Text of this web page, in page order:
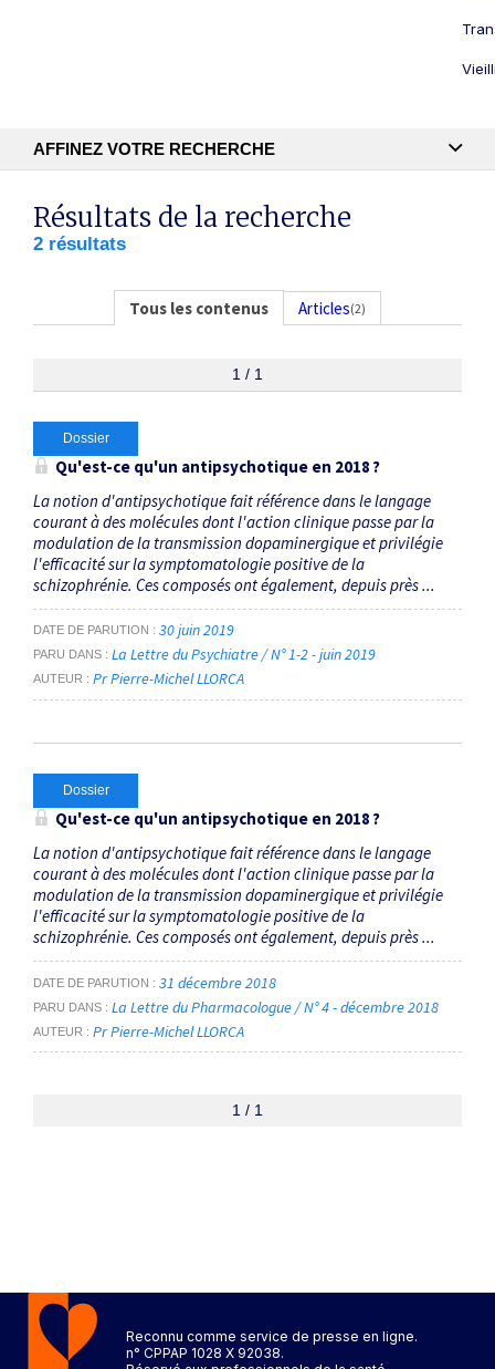
AFFINEZ VOTRE RECHERCHE
Recherche textuelle
Nomenclature basée sur les neurosciences ×
Dates
Du
RECHERCHER
Résultats de la recherche
2 résultats
Tous les contenus Articles(2)
1 / 1
Dossier
Qu'est-ce qu'un antipsychotique en 2018 ?
La notion d'antipsychotique fait référence dans le langage
courant à des molécules dont l'action clinique passe par la
modulation de la transmission dopaminergique et privilégie
l'efficacité sur la symptomatologie positive de la
schizophrénie. Ces composés ont également, depuis près ...
DATE DE PARUTION 30 juin 2019
PARU DANS La Lettre du Psychiatre / N° 1-2 - juin 2019
AUTEUR Pr Pierre-Michel LLORCA
Dossier
Qu'est-ce qu'un antipsychotique en 2018 ?
La notion d'antipsychotique fait référence dans le langage
courant à des molécules dont l'action clinique passe par la
modulation de la transmission dopaminergique et privilégie
l'efficacité sur la symptomatologie positive de la
schizophrénie. Ces composés ont également, depuis près ...
DATE DE PARUTION 31 décembre 2018
PARU DANS La Lettre du Pharmacologue / N° 4 - décembre 2018
AUTEUR Pr Pierre-Michel LLORCA
1 / 1
Reconnu comme service de presse en ligne.
n° CPPAP 1028 X 92038.